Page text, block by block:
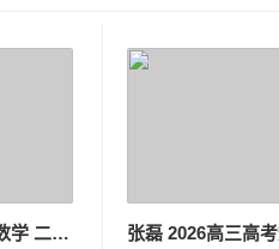
张磊 2026高三高考数学 二轮春季班